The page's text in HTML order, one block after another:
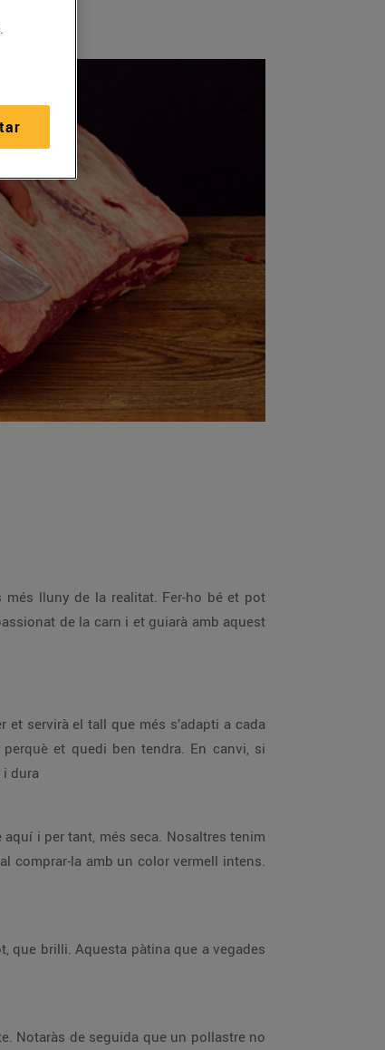
lluny de la realitat. Fer-ho bé et pot
de la carn i et guiarà amb aquest
servirà el tall que més s’adapti a cada
et quedi ben tendra. En canvi, si
dura
i per tant, més seca. Nosaltres tenim
comprar-la amb un color vermell intens.
que brilli. Aquesta pàtina que a vegades
Notaràs de seguida que un pollastre no